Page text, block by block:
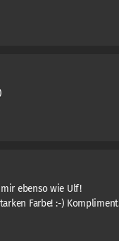
ebenso wie Ulf!
Farbe! :-)